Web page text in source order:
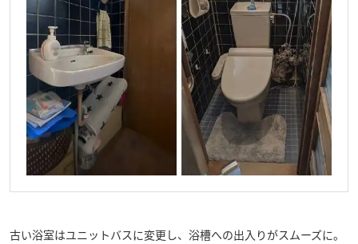
古い浴室はユニットバスに変更し、浴槽への出入りがスムーズに。